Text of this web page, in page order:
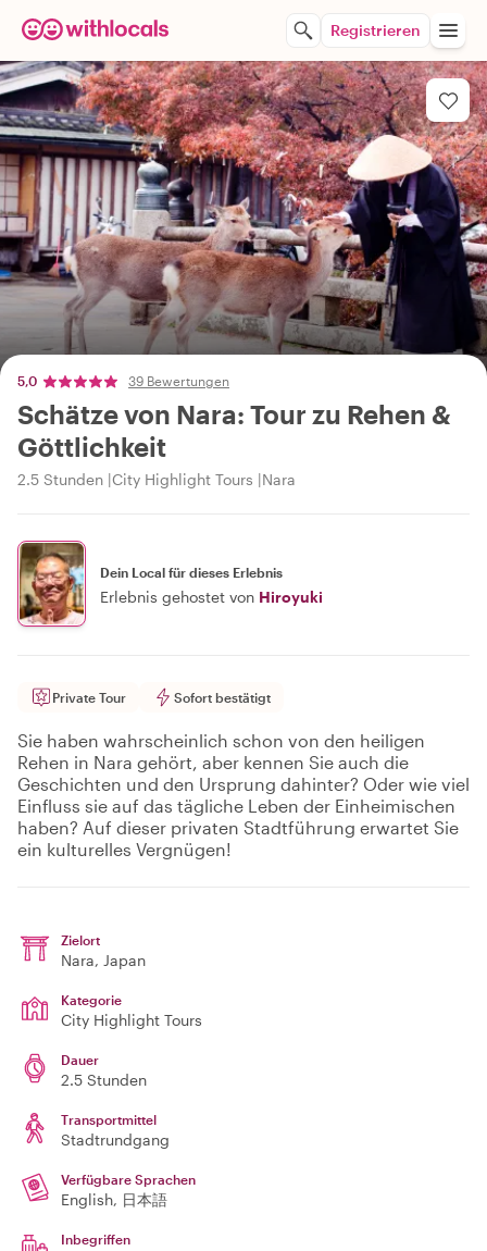
Registrieren
5,0 39 Bewertungen
Schätze von Nara: Tour zu Rehen &
Göttlichkeit
2.5 Stunden City Highlight Tours Nara
Dein Local für dieses Erlebnis
Erlebnis gehostet von Hiroyuki
Private Tour Sofort bestätigt
Sie haben wahrscheinlich schon von den heiligen
Rehen in Nara gehört, aber kennen Sie auch die
Geschichten und den Ursprung dahinter? Oder wie viel
Einfluss sie auf das tägliche Leben der Einheimischen
haben? Auf dieser privaten Stadtführung erwartet Sie
ein kulturelles Vergnügen!
Zielort
Nara, Japan
Kategorie
City Highlight Tours
Dauer
2.5 Stunden
Transportmittel
Stadtrundgang
Verfügbare Sprachen
English, 日本語
Inbegriffen